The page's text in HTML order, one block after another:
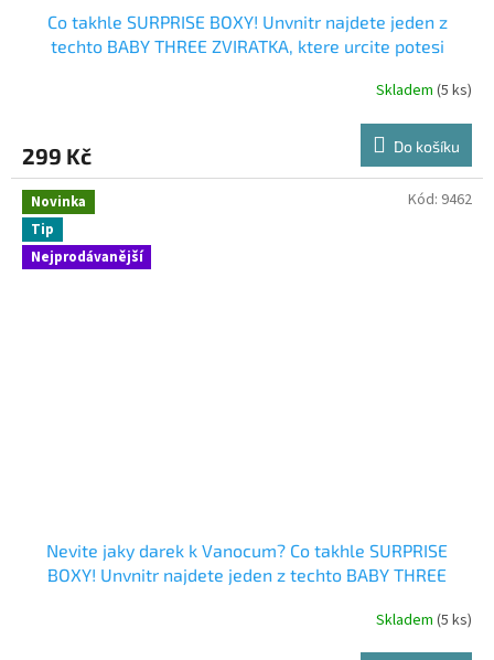
Co takhle SURPRISE BOXY! Unvnitr najdete jeden z
techto BABY THREE ZVIRATKA, ktere urcite potesi
Skladem (5 ks)
299 Kč Do košíku
Novinka
Tip
Nejprodávanější
Nevite jaky darek k Vanocum? Co takhle SURPRISE
BOXY! Unvnitr najdete jeden z techto BABY THREE
Skladem (5 ks)
Kód: 9462